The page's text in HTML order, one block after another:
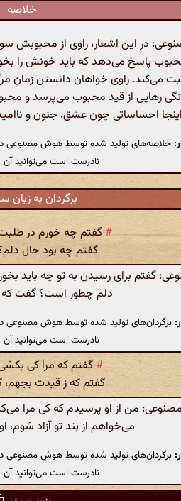
خلاصه
در این اشعار، راوی از محبوبش
پاسخ می‌دهد که باید خونش را
می‌کند. راوی خواهان دانستن
رهایی از قید محبوب می‌پرسد و
احساساتی چون عشق، جنون و
خلاصه‌های تولید شده توسط هوش مصنوعی در
نادرست است می‌توانید آن
برگردان به زبان
# گفتم چه خورم در
گفتم چه بود حال
گفتم برای رسیدن به تو چه باید
دلم چطور است؟ گفت که
برگردان‌های تولید شده توسط هوش مصنوعی در
نادرست است می‌توانید آن
#گفتم که مرا کی
گفتم که ز قیدت
من از او پرسیدم که کی مرا
می‌خواهم از بند تو آزاد شوم،
برگردان‌های تولید شده توسط هوش مصنوعی در
نادرست است می‌توانید آن